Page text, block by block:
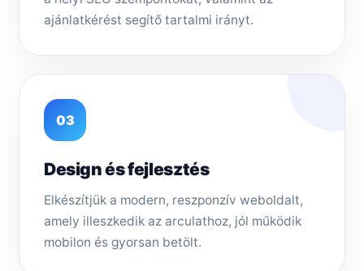
ajánlatkérést segítő tartalmi irányt.
03
Design és fejlesztés
Elkészítjük a modern, reszponzív weboldalt,
amely illeszkedik az arculathoz, jól működik
mobilon és gyorsan betölt.